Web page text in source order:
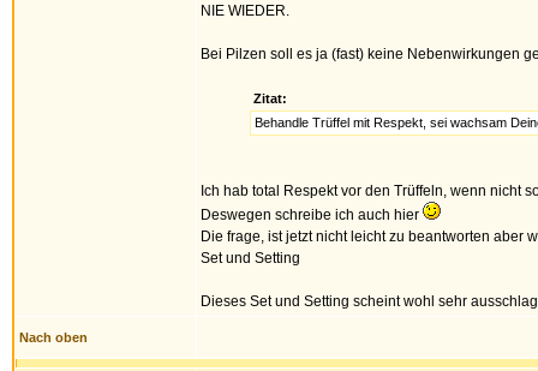
NIE WIEDER.
Bei Pilzen soll es ja (fast) keine Nebenwirkungen
Zitat:
Behandle Trüffel mit Respekt, sei wachsam
Ich hab total Respekt vor den Trüffeln, wenn nicht
Deswegen schreibe ich auch hier
Die frage, ist jetzt nicht leicht zu beantworten aber
Set und Setting
Dieses Set und Setting scheint wohl sehr
Nach oben